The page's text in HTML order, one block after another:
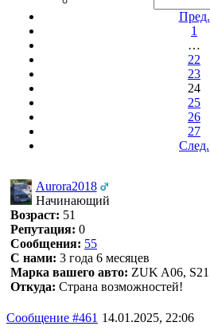
Пред.
1
…
22
23
24
25
26
27
След.
Aurora2018
Начинающий
Возраст: 51
Репутация: 0
Сообщения: 55
С нами: 3 года 6 месяцев
Марка вашего авто: ZUK A06, S21
Откуда: Страна возможностей!
Сообщение #461 14.01.2025, 22:06